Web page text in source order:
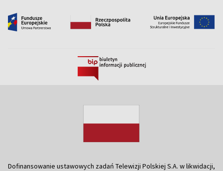
Dofinansowanie ustawowych zadań Telewizji Polskiej S.A. w likwidacji,